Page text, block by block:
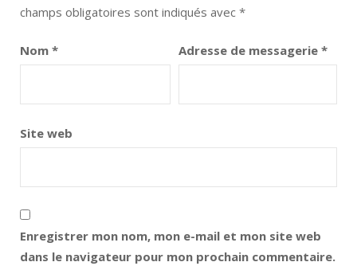
champs obligatoires sont indiqués avec *
Nom * Adresse de messagerie *
Site web
Enregistrer mon nom, mon e-mail et mon site web
dans le navigateur pour mon prochain commentaire.